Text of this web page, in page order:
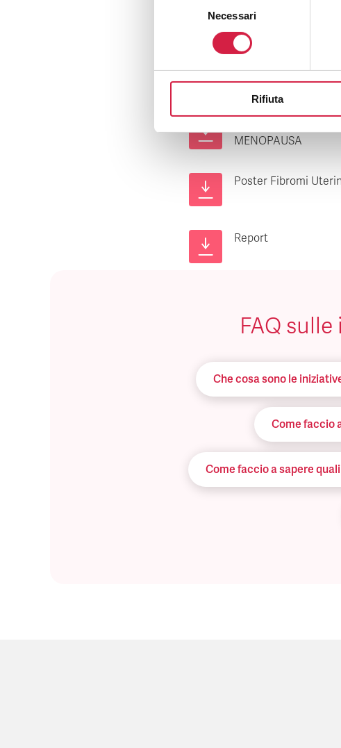
Necessari
Rifiuta
Download
MENOPAUSA
Poster Fibromi
Report
FAQ
Che cosa sono le
Come faccio
Come faccio a sapere